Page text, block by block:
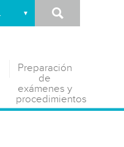
Buscar
Preparación
de
exámenes y
procedimientos